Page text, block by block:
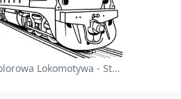
Kolorowa Lokomotywa - Strona Do Kolorowania